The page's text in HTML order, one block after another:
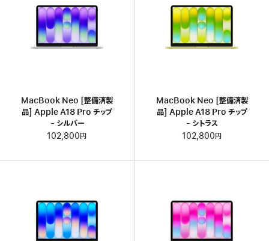
MacBook Neo [整備済製
品] Apple A18 Pro チップ
- シルバー
102,800円
MacBook Neo [整備済製
品] Apple A18 Pro チップ
- シトラス
102,800円